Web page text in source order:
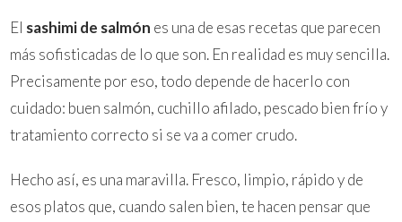
El sashimi de salmón es una de esas recetas que parecen
más sofisticadas de lo que son. En realidad es muy sencilla.
Precisamente por eso, todo depende de hacerlo con
cuidado: buen salmón, cuchillo afilado, pescado bien frío y
tratamiento correcto si se va a comer crudo.
Hecho así, es una maravilla. Fresco, limpio, rápido y de
esos platos que, cuando salen bien, te hacen pensar que